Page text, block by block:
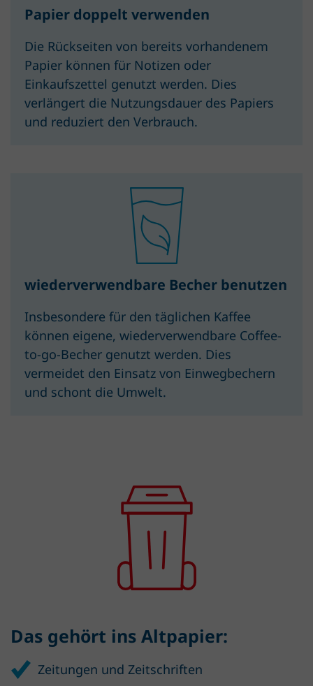
Papier doppelt verwenden
Die Rückseiten von bereits vorhandenem
Papier können für Notizen oder
Einkaufszettel genutzt werden. Dies
verlängert die Nutzungsdauer des Papiers
und reduziert den Verbrauch.
wiederverwendbare Becher benutzen
Insbesondere für den täglichen Kaffee
können eigene, wiederverwendbare Coffee-
to-go-Becher genutzt werden. Dies
vermeidet den Einsatz von Einwegbechern
und schont die Umwelt.
Das gehört ins Altpapier:
Zeitungen und Zeitschriften